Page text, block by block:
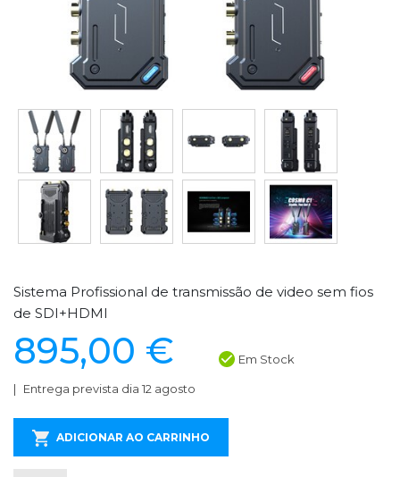
Sistema Profissional de transmissão de video sem fios
de SDI+HDMI
895,00 € Em Stock
Entrega prevista dia 12 agosto
ADICIONAR AO CARRINHO